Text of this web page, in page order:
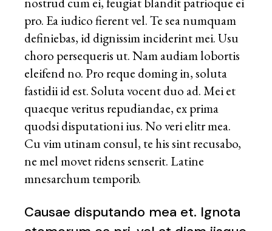
pro. Ea iudico fierent vel. Te sea numquam
definiebas, id dignissim inciderint mei. Usu
choro persequeris ut. Nam audiam lobortis
eleifend no. Pro reque doming in, soluta
fastidii id est. Soluta vocent duo ad. Mei et
quaeque veritus repudiandae, ex prima
quodsi disputationi ius. No veri elitr mea.
Cu vim utinam consul, te his sint recusabo,
ne mel movet ridens senserit. Latine
mnesarchum temporib.
Causae disputando mea et. Ignota